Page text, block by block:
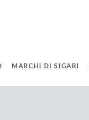
MARCHI DI SIGARI